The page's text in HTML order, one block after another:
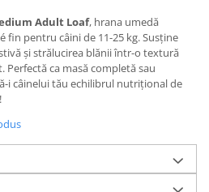
Adult Loaf, hrana umedă
fin pentru câini de 11-25 kg. Susține
și strălucirea blănii într-o textură
Perfectă ca masă completă sau
i câinelui tău echilibrul nutrițional de